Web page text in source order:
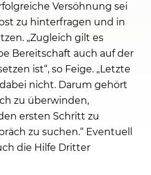
Versöhnung sei
zu hinterfragen und in
„Zugleich gilt es
Bereitschaft auch auf der
ist“, so Feige. „Letzte
nicht. Darum gehört
zu überwinden,
ersten Schritt zu
zu suchen.“ Eventuell
die Hilfe Dritter